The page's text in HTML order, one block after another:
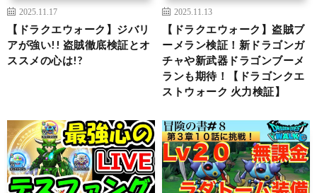
2025.11.17
【ドラクエウォーク】ジバリ
アが強い!! 盗賊徹底検証とオ
ススメの心は!?
2025.11.13
【ドラクエウォーク】盗賊ブ
ーメラン検証！新ドラゴンガ
チャや新武器ドラゴンブーメ
ランも期待！【ドラゴンクエ
ストウォーク 火力検証】